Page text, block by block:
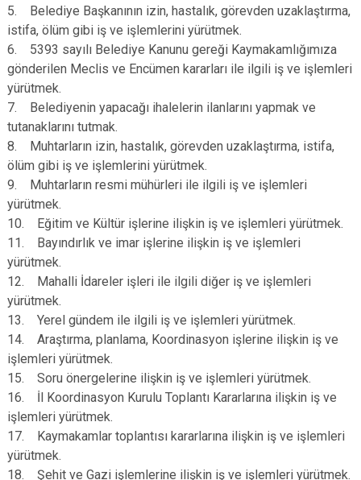
5. Belediye Başkanının izin, hastalık, görevden uzaklaştırma,
istifa, ölüm gibi iş ve işlemlerini yürütmek.
6. 5393 sayılı Belediye Kanunu gereği Kaymakamlığımıza
gönderilen Meclis ve Encümen kararları ile ilgili iş ve işlemleri
yürütmek.
7. Belediyenin yapacağı ihalelerin ilanlarını yapmak ve
tutanaklarını tutmak.
8. Muhtarların izin, hastalık, görevden uzaklaştırma, istifa,
ölüm gibi iş ve işlemlerini yürütmek.
9. Muhtarların resmi mühürleri ile ilgili iş ve işlemleri
yürütmek.
10. Eğitim ve Kültür işlerine ilişkin iş ve işlemleri yürütmek.
11. Bayındırlık ve imar işlerine ilişkin iş ve işlemleri
yürütmek.
12. Mahalli İdareler işleri ile ilgili diğer iş ve işlemleri
yürütmek.
13. Yerel gündem ile ilgili iş ve işlemleri yürütmek.
14. Araştırma, planlama, Koordinasyon işlerine ilişkin iş ve
işlemleri yürütmek.
15. Soru önergelerine ilişkin iş ve işlemleri yürütmek.
16. İl Koordinasyon Kurulu Toplantı Kararlarına ilişkin iş ve
işlemleri yürütmek.
17. Kaymakamlar toplantısı kararlarına ilişkin iş ve işlemleri
yürütmek.
18. Şehit ve Gazi işlemlerine ilişkin iş ve işlemleri yürütmek.